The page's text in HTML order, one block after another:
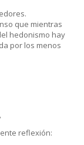
que mientras
hedonismo hay
por los menos
reflexión: